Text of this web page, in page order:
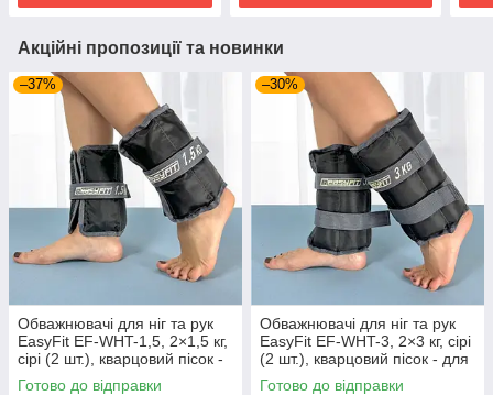
Акційні пропозиції та новинки
–37%
Обважнювачі для ніг та рук
EasyFit EF-WHT-1,5, 2×1,5 кг,
сірі (2 шт.), кварцовий пісок -
для фітнесу, бігу та аеробіки
Готово до відправки
–30%
Обважнювачі для ніг та рук
EasyFit EF-WHT-3, 2×3 кг, сірі
(2 шт.), кварцовий пісок - для
фітнесу, бігу та аеробіки
Готово до відправки